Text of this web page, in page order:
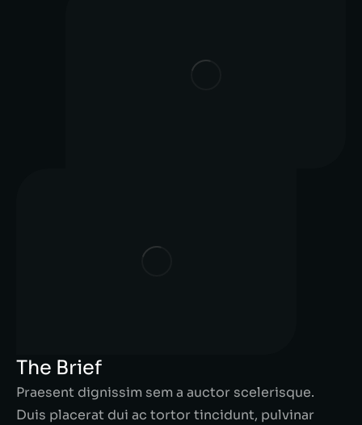
The Brief
Praesent dignissim sem a auctor scelerisque.
Duis placerat dui ac tortor tincidunt, pulvinar